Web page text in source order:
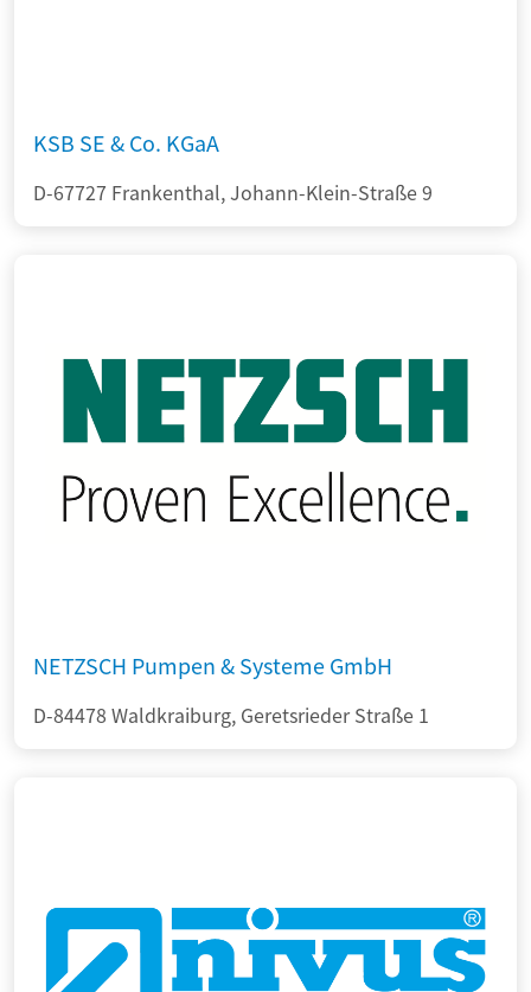
KSB SE & Co. KGaA
D-67727 Frankenthal, Johann-Klein-Straße 9
NETZSCH Pumpen & Systeme GmbH
D-84478 Waldkraiburg, Geretsrieder Straße 1